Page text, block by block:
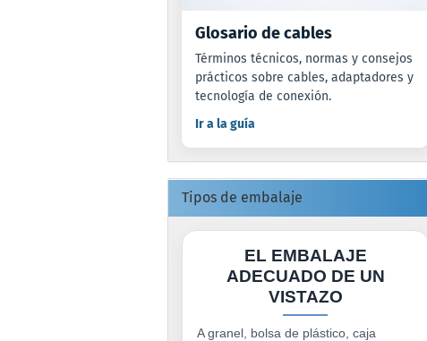
Glosario de cables
Términos técnicos, normas y consejos
prácticos sobre cables, adaptadores y
tecnología de conexión.
Ir a la guía
Tipos de embalaje
EL EMBALAJE
ADECUADO DE UN
VISTAZO
A granel, bolsa de plástico, caja